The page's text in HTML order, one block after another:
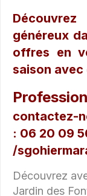
généreux
offres en
saison avec
contactez-
: 06 20 09
/
Découvrez
Jardin des